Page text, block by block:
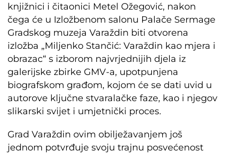
knjižnici i čitaonici Metel Ožegović, nakon
čega će u Izložbenom salonu Palače Sermage
Gradskog muzeja Varaždin biti otvorena
izložba „Miljenko Stančić: Varaždin kao mjera i
obrazac“ s izborom najvrjednijih djela iz
galerijske zbirke GMV-a, upotpunjena
biografskom građom, kojom će se dati uvid u
autorove ključne stvaralačke faze, kao i njegov
slikarski svijet i umjetnički proces.
Grad Varaždin ovim obilježavanjem još
jednom potvrđuje svoju trajnu posvećenost